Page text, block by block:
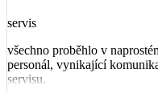
servis
všechno proběhlo v
personál, vynikající
servisu.